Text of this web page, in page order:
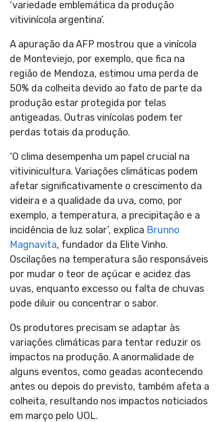
‘variedade emblemática da produção
vitivinícola argentina’.
A apuração da AFP mostrou que a vinícola
de Monteviejo, por exemplo, que fica na
região de Mendoza, estimou uma perda de
50% da colheita devido ao fato de parte da
produção estar protegida por telas
antigeadas. Outras vinícolas podem ter
perdas totais da produção.
‘O clima desempenha um papel crucial na
vitivinicultura. Variações climáticas podem
afetar significativamente o crescimento da
videira e a qualidade da uva, como, por
exemplo, a temperatura, a precipitação e a
incidência de luz solar’, explica Brunno
Magnavita, fundador da Elite Vinho.
Oscilações na temperatura são responsáveis
por mudar o teor de açúcar e acidez das
uvas, enquanto excesso ou falta de chuvas
pode diluir ou concentrar o sabor.
Os produtores precisam se adaptar às
variações climáticas para tentar reduzir os
impactos na produção. A anormalidade de
alguns eventos, como geadas acontecendo
antes ou depois do previsto, também afeta a
colheita, resultando nos impactos noticiados
em março pelo UOL.